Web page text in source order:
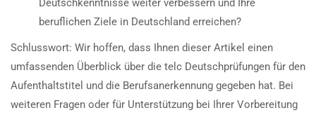
Deutschkenntnisse weiter verbessern und Ihre
beruflichen Ziele in Deutschland erreichen?
Schlusswort: Wir hoffen, dass Ihnen dieser Artikel einen
umfassenden Überblick über die telc Deutschprüfungen für den
Aufenthaltstitel und die Berufsanerkennung gegeben hat. Bei
weiteren Fragen oder für Unterstützung bei Ihrer Vorbereitung